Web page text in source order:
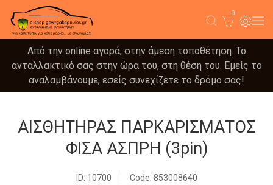
0
Από την online αγορά, στην άμεση τοποθέτηση. Το
ανταλλακτικό σας στην ώρα του, στη θέση του. Εμείς το
αναλαμβάνουμε, εσείς συνεχίζετε το δρόμο σας!
ΑΙΣΘΗΤΗΡΑΣ ΠΑΡΚΑΡΙΣΜΑΤΟΣ
ΦΙΣΑ ΑΣΠΡΗ (3pin)
ID: 10700 Code: 853008640